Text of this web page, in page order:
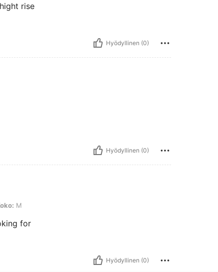
rise
Hyödyllinen (0)
Hyödyllinen (0)
M
for
Hyödyllinen (0)